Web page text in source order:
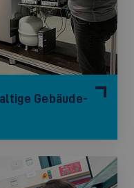
Gebäude-